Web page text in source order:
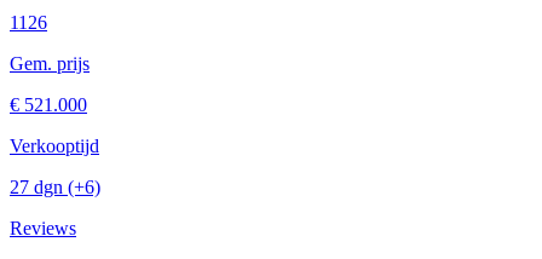
1126
Gem. prijs
€ 521.000
Verkooptijd
27 dgn (+6)
Reviews